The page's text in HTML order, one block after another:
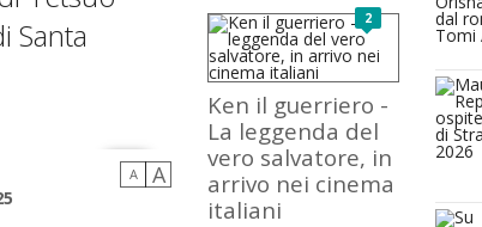
Santa
A A
2
Ken il guerriero -
La leggenda del
vero salvatore, in
arrivo nei cinema
italiani